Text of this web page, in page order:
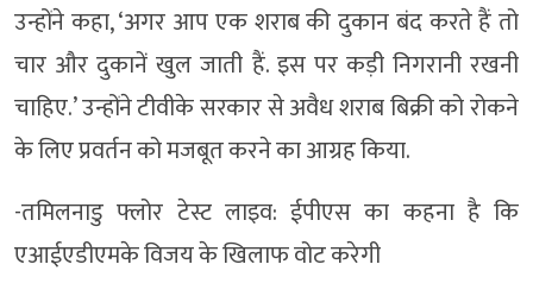
उन्होंने कहा, ‘अगर आप एक शराब की दुकान बंद करते हैं तो
चार और दुकानें खुल जाती हैं. इस पर कड़ी निगरानी रखनी
चाहिए.’ उन्होंने टीवीके सरकार से अवैध शराब बिक्री को रोकने
के लिए प्रवर्तन को मजबूत करने का आग्रह किया.
-तमिलनाडु फ्लोर टेस्ट लाइव: ईपीएस का कहना है कि
एआईएडीएमके विजय के खिलाफ वोट करेगी